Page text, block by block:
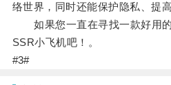
络世界，同时还能保护隐私、提
如果您一直在寻找一款好用的
SSR小飞机吧！。
#3#